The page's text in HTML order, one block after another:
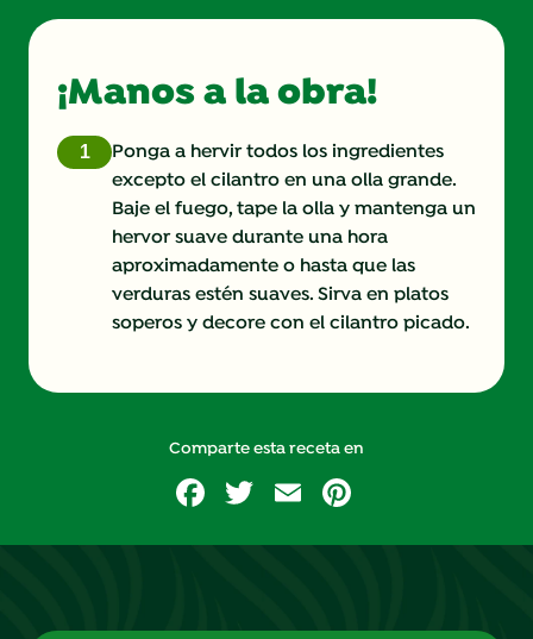
Fat (g)
Fibre (g) 0.0 g
¡Manos a la obra!
Ponga a hervir todos los ingredientes
excepto el cilantro en una olla grande.
Baje el fuego, tape la olla y mantenga un
hervor suave durante una hora
aproximadamente o hasta que las
verduras estén suaves. Sirva en platos
soperos y decore con el cilantro picado.
Comparte esta receta en
Facebook
Twitter Email